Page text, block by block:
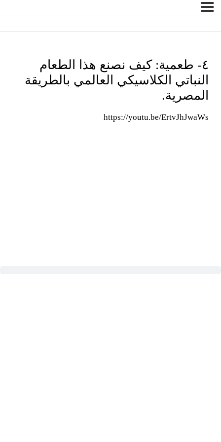
٤- طعمية: كيف نصنع هذا الطعام
النباتي الكلاسيكي العالمي بالطريقة
المصرية.
https://youtu.be/ErtvJhJwaWs